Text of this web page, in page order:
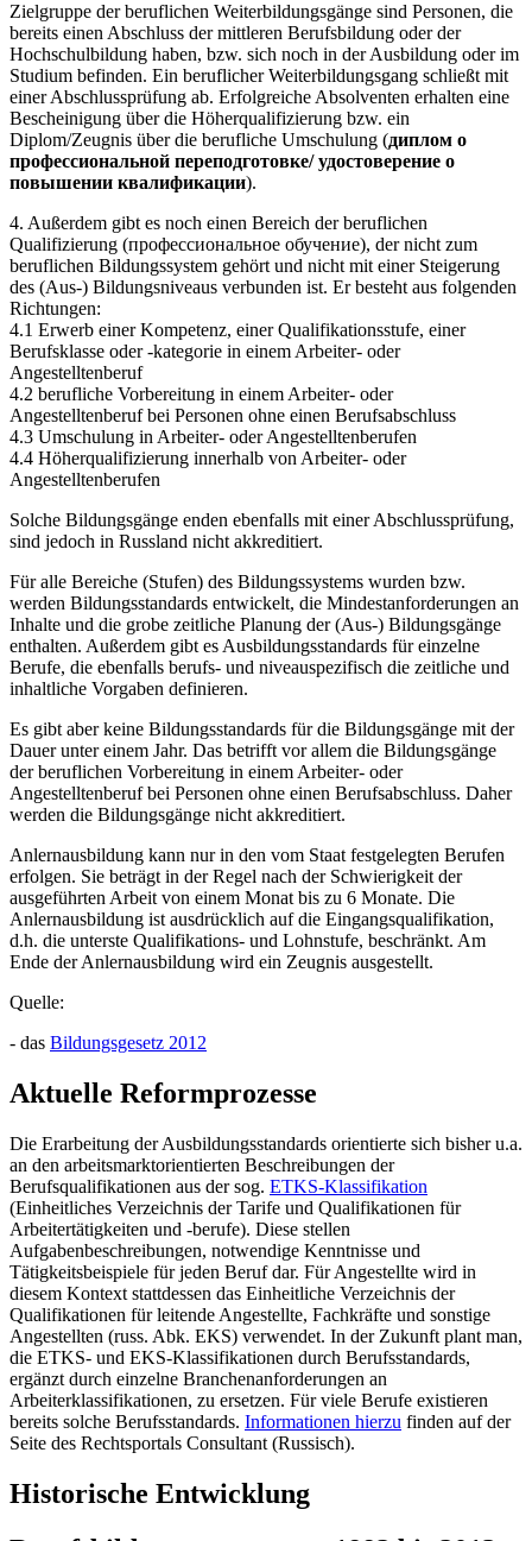
Zielgruppe der beruflichen Weiterbildungsgänge sind Personen, die
bereits einen Abschluss der mittleren Berufsbildung oder der
Hochschulbildung haben, bzw. sich noch in der Ausbildung oder im
Studium befinden. Ein beruflicher Weiterbildungsgang schließt mit
einer Abschlussprüfung ab. Erfolgreiche Absolventen erhalten eine
Bescheinigung über die Höherqualifizierung bzw. ein
Diplom/Zeugnis über die berufliche Umschulung (диплом о
профессиональной переподготовке/ удостоверение о
повышении квалификации).
4. Außerdem gibt es noch einen Bereich der beruflichen
Qualifizierung (профессиональное обучение), der nicht zum
beruflichen Bildungssystem gehört und nicht mit einer Steigerung
des (Aus-) Bildungsniveaus verbunden ist. Er besteht aus folgenden
Richtungen:
4.1 Erwerb einer Kompetenz, einer Qualifikationsstufe, einer
Berufsklasse oder -kategorie in einem Arbeiter- oder
Angestelltenberuf
4.2 berufliche Vorbereitung in einem Arbeiter- oder
Angestelltenberuf bei Personen ohne einen Berufsabschluss
4.3 Umschulung in Arbeiter- oder Angestelltenberufen
4.4 Höherqualifizierung innerhalb von Arbeiter- oder
Angestelltenberufen
Solche Bildungsgänge enden ebenfalls mit einer Abschlussprüfung,
sind jedoch in Russland nicht akkreditiert.
Für alle Bereiche (Stufen) des Bildungssystems wurden bzw.
werden Bildungsstandards entwickelt, die Mindestanforderungen an
Inhalte und die grobe zeitliche Planung der (Aus-) Bildungsgänge
enthalten. Außerdem gibt es Ausbildungsstandards für einzelne
Berufe, die ebenfalls berufs- und niveauspezifisch die zeitliche und
inhaltliche Vorgaben definieren.
Es gibt aber keine Bildungsstandards für die Bildungsgänge mit der
Dauer unter einem Jahr. Das betrifft vor allem die Bildungsgänge
der beruflichen Vorbereitung in einem Arbeiter- oder
Angestelltenberuf bei Personen ohne einen Berufsabschluss. Daher
werden die Bildungsgänge nicht akkreditiert.
Anlernausbildung kann nur in den vom Staat festgelegten Berufen
erfolgen. Sie beträgt in der Regel nach der Schwierigkeit der
ausgeführten Arbeit von einem Monat bis zu 6 Monate. Die
Anlernausbildung ist ausdrücklich auf die Eingangsqualifikation,
d.h. die unterste Qualifikations- und Lohnstufe, beschränkt. Am
Ende der Anlernausbildung wird ein Zeugnis ausgestellt.
Quelle:
- das Bildungsgesetz 2012
Aktuelle Reformprozesse
Die Erarbeitung der Ausbildungsstandards orientierte sich bisher u.a.
an den arbeitsmarktorientierten Beschreibungen der
Berufsqualifikationen aus der sog. ETKS-Klassifikation
(Einheitliches Verzeichnis der Tarife und Qualifikationen für
Arbeitertätigkeiten und -berufe). Diese stellen
Aufgabenbeschreibungen, notwendige Kenntnisse und
Tätigkeitsbeispiele für jeden Beruf dar. Für Angestellte wird in
diesem Kontext stattdessen das Einheitliche Verzeichnis der
Qualifikationen für leitende Angestellte, Fachkräfte und sonstige
Angestellten (russ. Abk. EKS) verwendet. In der Zukunft plant man,
die ETKS- und EKS-Klassifikationen durch Berufsstandards,
ergänzt durch einzelne Branchenanforderungen an
Arbeiterklassifikationen, zu ersetzen. Für viele Berufe existieren
bereits solche Berufsstandards. Informationen hierzu finden auf der
Seite des Rechtsportals Consultant (Russisch).
Historische Entwicklung